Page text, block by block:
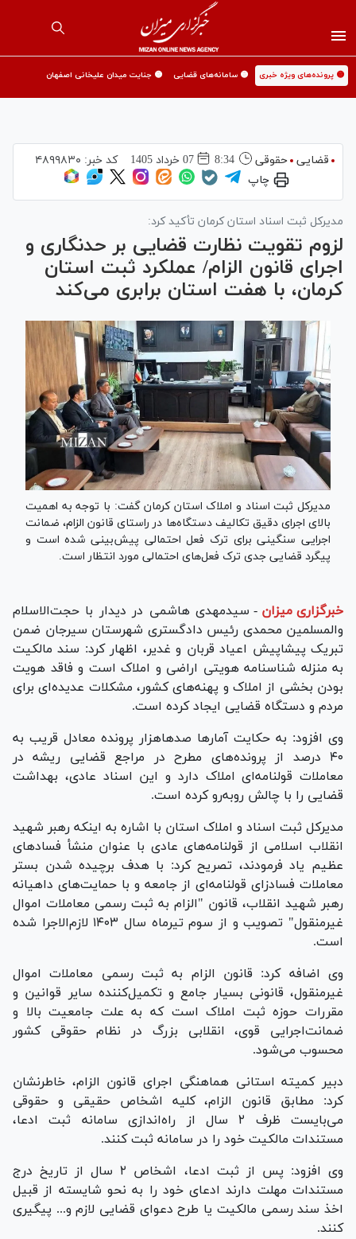
🟡 پرونده‌های ویژه خبری 🟡 سامانه‌های قضایی 🟡 جنایت میدان علیخانی اصفهان
قضایی حقوقی 8:34 07 خرداد 1405 کد خبر: ۴۸۹۹۸۳۰
چاپ
مدیرکل ثبت اسناد استان کرمان تأکید کرد:
لزوم تقویت نظارت قضایی بر حدنگاری و
اجرای قانون الزام/ عملکرد ثبت استان
کرمان، با هفت استان برابری می‌کند
مدیرکل ثبت اسناد و املاک استان کرمان گفت: با توجه به اهمیت
بالای اجرای دقیق تکالیف دستگاه‌ها در راستای قانون الزام، ضمانت
اجرایی سنگینی برای ترک فعل احتمالی پیش‌بینی شده است و
پیگرد قضایی جدی ترک فعل‌های احتمالی مورد انتظار است.
خبرگزاری میزان - سیدمهدی هاشمی در دیدار با حجت‌الاسلام
والمسلمین محمدی رئیس دادگستری شهرستان سیرجان ضمن
تبریک پیشاپیش اعیاد قربان و غدیر، اظهار کرد: سند مالکیت
به منزله شناسنامه هویتی اراضی و املاک است و فاقد هویت
بودن بخشی از املاک و پهنه‌های کشور، مشکلات عدیده‌ای برای
مردم و دستگاه قضایی ایجاد کرده است.
وی افزود: به حکایت آمار‌ها صدهاهزار پرونده معادل قریب به
۴۰ درصد از پرونده‌های مطرح در مراجع قضایی ریشه در
معاملات قولنامه‌ای املاک دارد و این اسناد عادی، بهداشت
قضایی را با چالش رو‌به‌رو کرده است.
مدیرکل ثبت اسناد و املاک استان با اشاره به اینکه رهبر شهید
انقلاب اسلامی از قولنامه‌های عادی با عنوان منشأ فساد‌های
عظیم یاد فرمودند، تصریح کرد: با هدف برچیده شدن بستر
معاملات فسادزای قولنامه‌ای از جامعه و با حمایت‌های داهیانه
رهبر شهید انقلاب، قانون "الزام به ثبت رسمی معاملات اموال
غیرمنقول" تصویب و از سوم تیرماه سال ۱۴۰۳ لازم‌الاجرا شده
است.
وی اضافه کرد: قانون الزام به ثبت رسمی معاملات اموال
غیرمنقول، قانونی بسیار جامع و تکمیل‌کننده سایر قوانین و
مقررات حوزه ثبت املاک است که به علت جامعیت بالا و
ضمانت‌اجرایی قوی، انقلابی بزرگ در نظام حقوقی کشور
محسوب می‌شود.
دبیر کمیته استانی هماهنگی اجرای قانون الزام، خاطرنشان
کرد: مطابق قانون الزام، کلیه اشخاص حقیقی و حقوقی
می‌بایست ظرف ۲ سال از راه‌اندازی سامانه ثبت ادعا،
مستندات مالکیت خود را در سامانه ثبت کنند.
وی افزود: پس از ثبت ادعا، اشخاص ۲ سال از تاریخ درج
مستندات مهلت دارند ادعای خود را به نحو شایسته از قبیل
اخذ سند رسمی مالکیت یا طرح دعوای قضایی لازم و... پیگیری
کنند.